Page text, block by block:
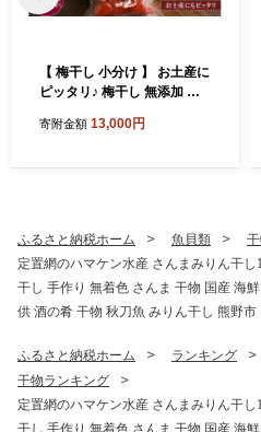
【 梅干し 小分け 】 お土産に
ピッタリ♪ 梅干し 無添加 南
のすっぱい しそ漬け梅干し 5
干し 健康食品 南高梅干し 三
重県 熊野市【frsn0031A】
寄附金額 13,000円
ふるさと納税ホーム 魚貝類
定置網のハマケン水産 さんまみりん干し
干し 手作り 無着色 さんま 干物 国産 海
供 酒の肴 干物 秋刀魚 みりん干し 熊野市
ふるさと納税ホーム ランキング
干物ランキング
定置網のハマケン水産 さんまみりん干
干し 手作り 無着色 さんま 干物 国産 海